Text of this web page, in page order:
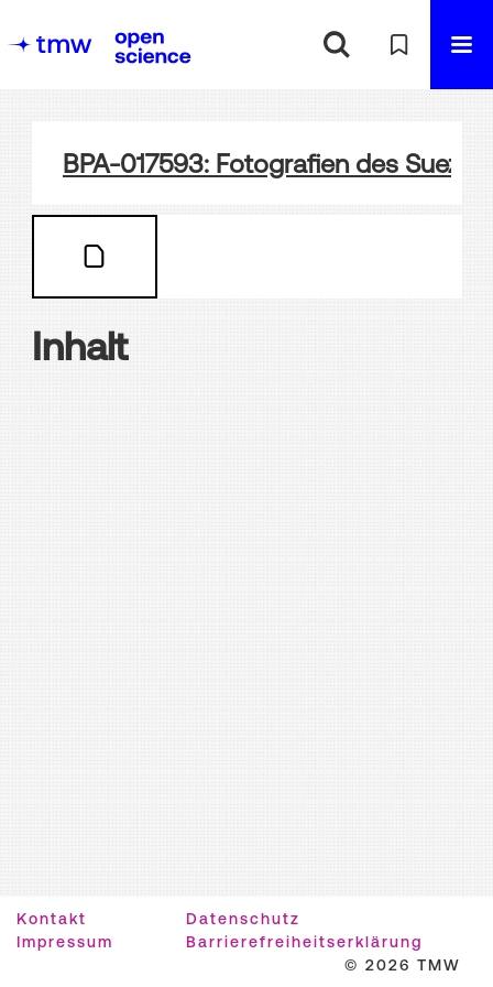
BPA-017593: Fotografien des
Inhalt
Kontakt
Datenschutz
Impressum
Barrierefreiheitserklärung
© 2026 TMW